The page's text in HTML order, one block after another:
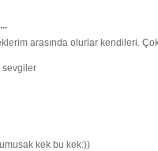
arasında olurlar kendileri.
sevgiler
kek bu kek:))